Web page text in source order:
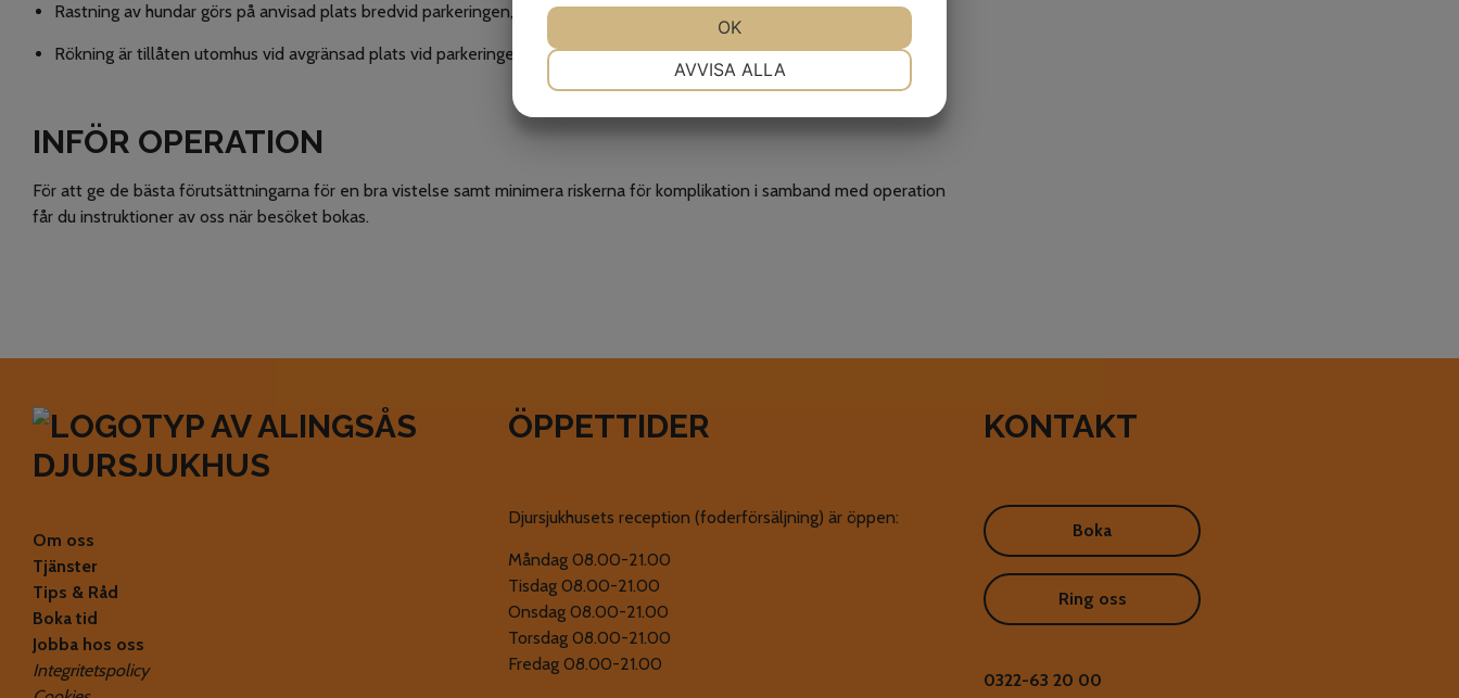
Rastning av hundar görs på anvisad plats bredvid parkeringen, där finns hundlatriner uppställda.
Rökning är tillåten utomhus vid avgränsad plats vid parkeringen.
INFÖR OPERATION
För att ge de bästa förutsättningarna för en bra vistelse samt minimera riskerna för komplikation i samband med operation
får du instruktioner av oss när besöket bokas.
Om oss
Tjänster
Tips & Råd
Boka tid
Jobba hos oss
Integritetspolicy
ÖPPETTIDER
Djursjukhusets reception (foderförsäljning) är öppen:
Måndag 08.00-21.00
Tisdag 08.00-21.00
Onsdag 08.00-21.00
Torsdag 08.00-21.00
Fredag 08.00-21.00
KONTAKT
Boka
Ring oss
0322-63 20 00
AVVISA ALLA
OK